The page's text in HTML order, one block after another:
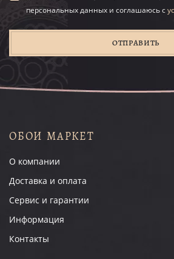
персональных данных и соглашаюсь с
ОТПРАВИТЬ
ОБОИ МАРКЕТ
О компании
Доставка и оплата
Сервис и гарантии
Информация
Контакты